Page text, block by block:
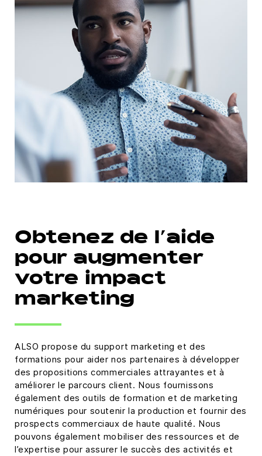
Obtenez de l’aide
pour augmenter
votre impact
marketing
ALSO propose du support marketing et des
formations pour aider nos partenaires à développer
des propositions commerciales attrayantes et à
améliorer le parcours client. Nous fournissons
également des outils de formation et de marketing
numériques pour soutenir la production et fournir des
prospects commerciaux de haute qualité. Nous
pouvons également mobiliser des ressources et de
l’expertise pour assurer le succès des activités et